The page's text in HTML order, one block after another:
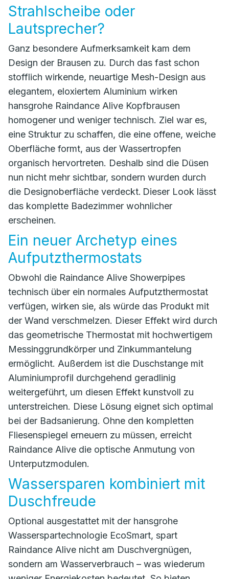
Strahlscheibe oder
Lautsprecher?
Ganz besondere Aufmerksamkeit kam dem
Design der Brausen zu. Durch das fast schon
stofflich wirkende, neuartige Mesh-Design aus
elegantem, eloxiertem Aluminium wirken
hansgrohe Raindance Alive Kopfbrausen
homogener und weniger technisch. Ziel war es,
eine Struktur zu schaffen, die eine offene, weiche
Oberfläche formt, aus der Wassertropfen
organisch hervortreten. Deshalb sind die Düsen
nun nicht mehr sichtbar, sondern wurden durch
die Designoberfläche verdeckt. Dieser Look lässt
das komplette Badezimmer wohnlicher
erscheinen.
Ein neuer Archetyp eines
Aufputzthermostats
Obwohl die Raindance Alive Showerpipes
technisch über ein normales Aufputzthermostat
verfügen, wirken sie, als würde das Produkt mit
der Wand verschmelzen. Dieser Effekt wird durch
das geometrische Thermostat mit hochwertigem
Messinggrundkörper und Zinkummantelung
ermöglicht. Außerdem ist die Duschstange mit
Aluminiumprofil durchgehend geradlinig
weitergeführt, um diesen Effekt kunstvoll zu
unterstreichen. Diese Lösung eignet sich optimal
bei der Badsanierung. Ohne den kompletten
Fliesenspiegel erneuern zu müssen, erreicht
Raindance Alive die optische Anmutung von
Unterputzmodulen.
Wassersparen kombiniert mit
Duschfreude
Optional ausgestattet mit der hansgrohe
Wasserspartechnologie EcoSmart, spart
Raindance Alive nicht am Duschvergnügen,
sondern am Wasserverbrauch – was wiederum